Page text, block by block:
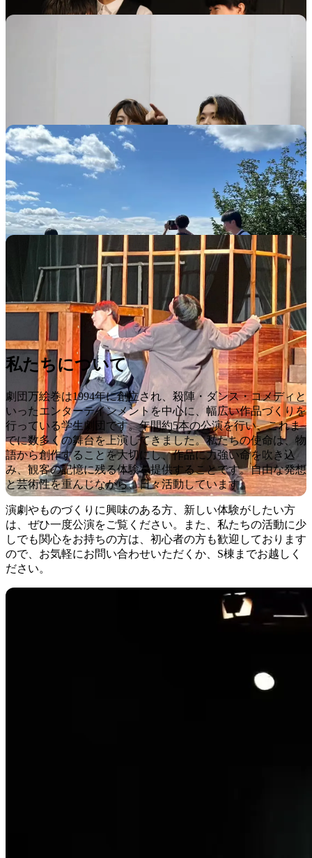
私たちについて
劇団万絵巻は1994年に創立され、殺陣・ダンス・コメディと
いったエンターテインメントを中心に、幅広い作品づくりを
行っている学生劇団です。年間約5本の公演を行い、これま
でに数多くの舞台を上演してきました。私たちの使命は、物
語から創作することを大切にし、作品に力強い命を吹き込
み、観客の記憶に残る体験を提供することです。自由な発想
と芸術性を重んじながら、日々活動しています。
演劇やものづくりに興味のある方、新しい体験がしたい方
は、ぜひ一度公演をご覧ください。また、私たちの活動に少
しでも関心をお持ちの方は、初心者の方も歓迎しております
ので、お気軽にお問い合わせいただくか、S棟までお越しく
ださい。